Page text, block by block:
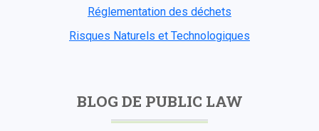
Réglementation des déchets
Risques Naturels et Technologiques
BLOG DE PUBLIC LAW